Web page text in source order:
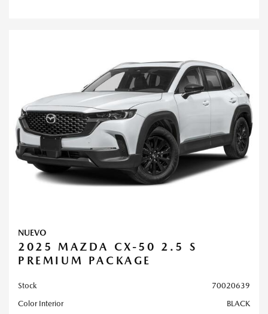
NUEVO
2025 MAZDA CX-50 2.5 S
PREMIUM PACKAGE
Stock
70020639
Color Interior
BLACK